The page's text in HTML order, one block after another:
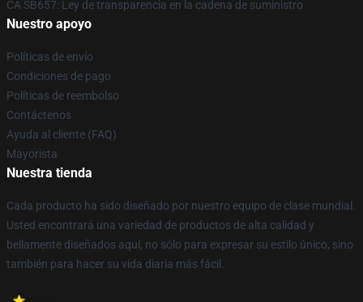
CA SB657: Ley de transparencia en la cadena de suministro
Nuestro apoyo
Políticas de envío
Condiciones de pago
Políticas de reembolso
Contáctenos
Ayuda al cliente (FAQ)
Mayorista
Nuestra tienda
Cada producto ha sido diseñado por nuestro equipo de clase mundial.
Usted encontrará una variedad de productos de alta calidad y
bellamente diseñados aquí, no sólo para expresar su estilo único, sino
también para hacer su vida diaria más fácil.